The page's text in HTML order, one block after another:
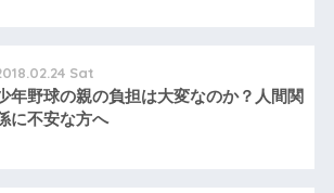
Sat
年野球の親の負担は大変なのか？人間関
に不安な方へ